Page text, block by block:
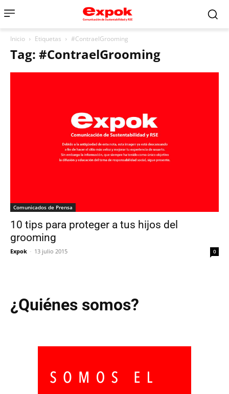
Inicio Etiquetas #ContraelGrooming
Tag: #ContraelGrooming
Comunicados de Prensa
10 tips para proteger a tus hijos del
grooming
Expok - 13 julio 2015 0
¿Quiénes somos?